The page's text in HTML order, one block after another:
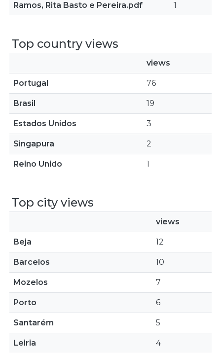
Ramos, Rita Basto e Pereira.pdf 1
Top country views
views
Portugal 76
Brasil 19
Estados Unidos 3
Singapura 2
Reino Unido 1
Top city views
views
Beja 12
Barcelos 10
Mozelos 7
Porto 6
Santarém 5
Leiria 4